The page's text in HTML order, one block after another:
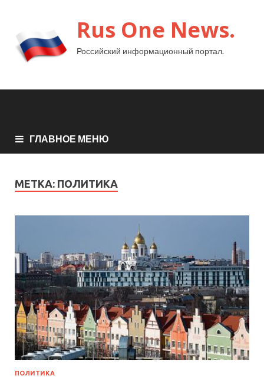
Rus One News.
Российский информационный портал.
ГЛАВНОЕ МЕНЮ
МЕТКА: ПОЛИТИКА
ПОЛИТИКА